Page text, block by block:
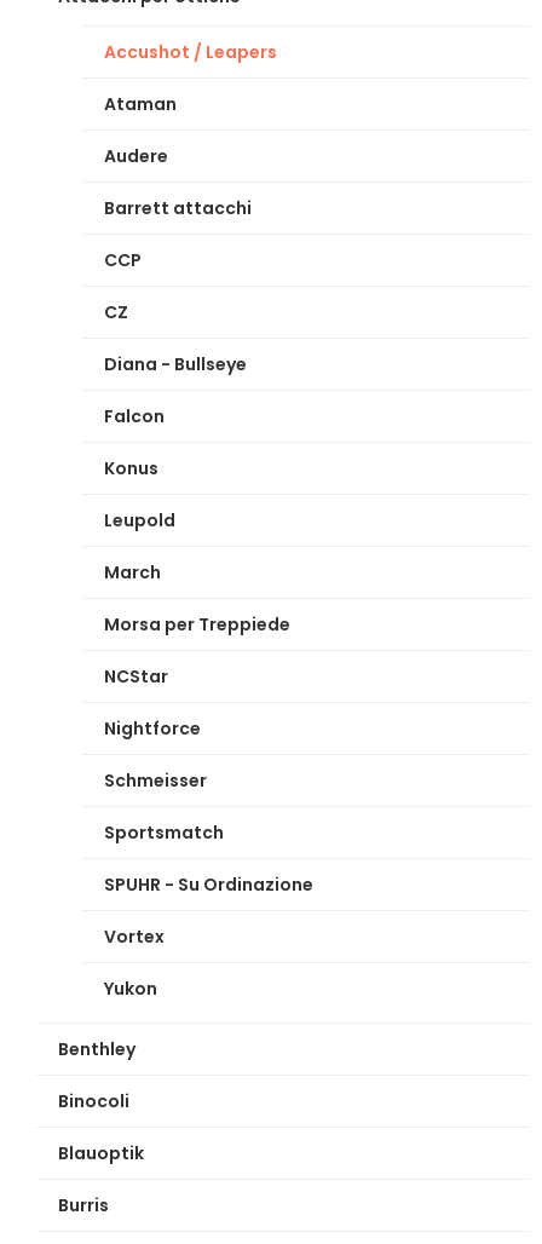
Accushot / Leapers
Ataman
Audere
Barrett attacchi
CCP
CZ
Diana - Bullseye
Falcon
Konus
Leupold
March
Morsa per Treppiede
NCStar
Nightforce
Schmeisser
Sportsmatch
SPUHR - Su Ordinazione
Vortex
Yukon
Benthley
Binocoli
Blauoptik
Burris